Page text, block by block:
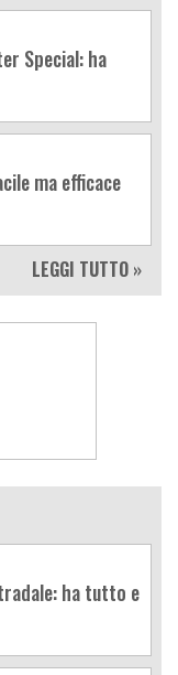
Special: ha
ma efficace
LEGGI TUTTO »
ha tutto e